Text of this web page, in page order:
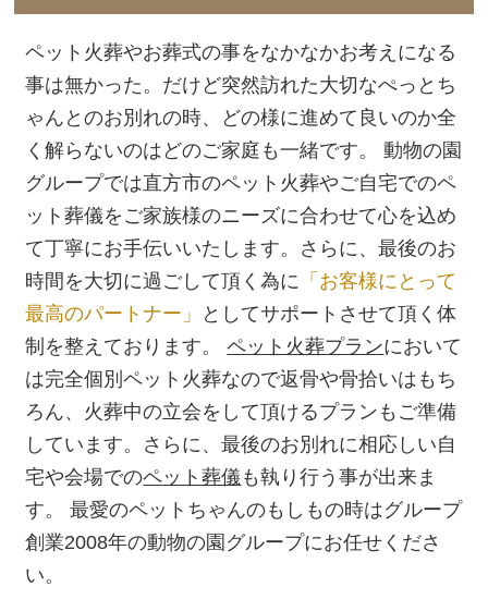
ペット火葬やお葬式の事をなかなかお考えになる
事は無かった。だけど突然訪れた大切なぺっとち
ゃんとのお別れの時、どの様に進めて良いのか全
く解らないのはどのご家庭も一緒です。 動物の園
グループでは直方市のペット火葬やご自宅でのペ
ット葬儀をご家族様のニーズに合わせて心を込め
て丁寧にお手伝いいたします。さらに、最後のお
時間を大切に過ごして頂く為に 「お客様にとって
最高のパートナー」
としてサポートさせて頂く体
制を整えております。ペット火葬プランにおいて
は完全個別ペット火葬なので返骨や骨拾いはもち
ろん、火葬中の立会をして頂けるプランもご準備
しています。さらに、最後のお別れに相応しい自
宅や会場でのペット葬儀も執り行う事が出来ま
す。 最愛のペットちゃんのもしもの時はグループ
創業2008年の動物の園グループにお任せくださ
い。